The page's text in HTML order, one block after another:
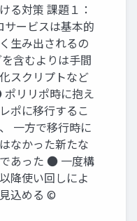
る対策 課題１：
ービスは基本的
生み出されるの
含むよりは手間
スクリプトなど
リリポ時に抱え
ポに移行するこ
一方で移行時に
なかった新たな
あった ● 一度構
降使い回しによ
込める ©